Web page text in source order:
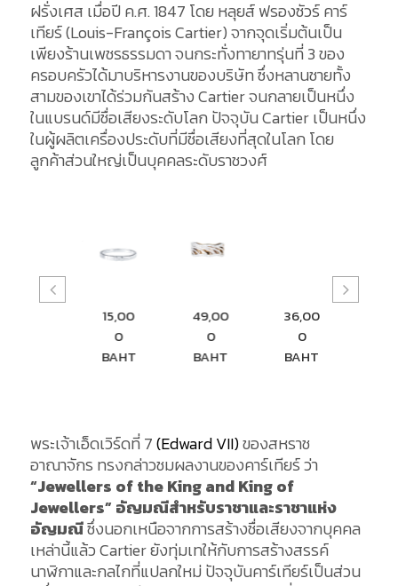
ฝรั่งเศส เมื่อปี ค.ศ. 1847 โดย หลุยส์ ฟรองซัวร์ คาร์
เทียร์ (Louis-François Cartier) จากจุดเริ่มต้นเป็น
เพียงร้านเพชรธรรมดา จนกระทั่งทายาทรุ่นที่ 3 ของ
ครอบครัวได้มาบริหารงานของบริษัท ซึ่งหลานชายทั้ง
สามของเขาได้ร่วมกันสร้าง Cartier จนกลายเป็นหนึ่ง
ในแบรนด์มีชื่อเสียงระดับโลก ปัจจุบัน Cartier เป็นหนึ่ง
ในผู้ผลิตเครื่องประดับที่มีชื่อเสียงที่สุดในโลก โดย
ลูกค้าส่วนใหญ่เป็นบุคคลระดับราชวงศ์
15,00
BAHT
49,00
BAHT
36,00
BAHT
พระเจ้าเอ็ดเวิร์ดที่ 7(Edward VII)ของสหราช
อาณาจักร ทรงกล่าวชมผลงานของคาร์เทียร์ ว่า
“Jewellers of the King and King of
Jewellers” อัญมณีสำหรับราชาและราชาแห่ง
อัญมณีซึ่งนอกเหนือจากการสร้างชื่อเสียงจากบุคคล
เหล่านี้แล้ว Cartier ยังทุ่มเทให้กับการสร้างสรรค์
นาฬิกาและกลไกที่แปลกใหม่ ปัจจุบันคาร์เทียร์เป็นส่วน